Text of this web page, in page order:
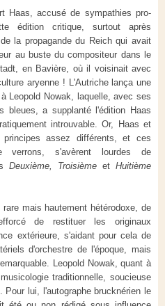
Haas, accusé de sympathies pro-
édition critique, surtout après
la propagande du Reich qui avait
au buste du compositeur dans le
en Bavière, où il voisinait avec
aryenne ! L'Autriche lança une
Leopold Nowak, laquelle, avec ses
bleues, a supplanté l'édition Haas
introuvable. Or, Haas et
assez différents, et ces
verrons, s'avèrent lourdes de
Deuxième, Troisième et Huitième
mais hautement hétérodoxe, de
de restituer les originaux
extérieure, s'aidant pour cela de
d'orchestre de l'époque, mais
Leopold Nowak, quant à
traditionnelle, soucieuse
Pour lui, l'autographe brucknérien le